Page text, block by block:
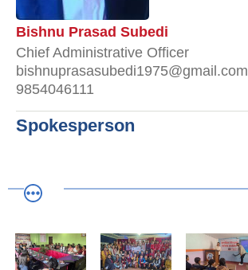
Bishnu Prasad Subedi
Chief Administrative Officer
bishnuprasasubedi1975@gmail.com
9854046111
Spokesperson